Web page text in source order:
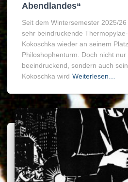
Abendlandes“
Seit dem Wintersemester 2025/
sehr beindruckende
Kokoschka wieder an seinem
Philoshophenturm. Doch nicht
beeindruckend, sondern auch
Kokoschka wird Weiterlesen…